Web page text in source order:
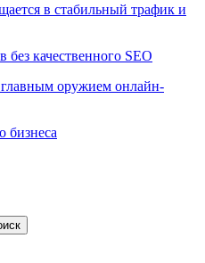
в стабильный трафик и
без качественного SEO
главным оружием онлайн-
бизнеса